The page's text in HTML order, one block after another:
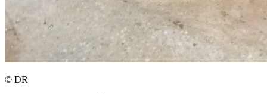
© DR